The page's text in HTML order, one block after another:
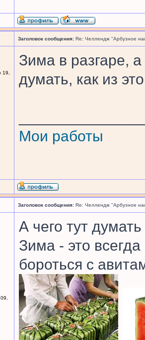
Заголовок сообщения: Re: Челлендж "Арбузное
19,
Зима в разгаре,
думать, как из
Мои работы
Заголовок сообщения: Re: Челлендж "Арбузное
А чего тут
Зима - это
бороться с